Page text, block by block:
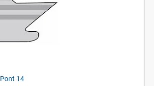
Pont 14